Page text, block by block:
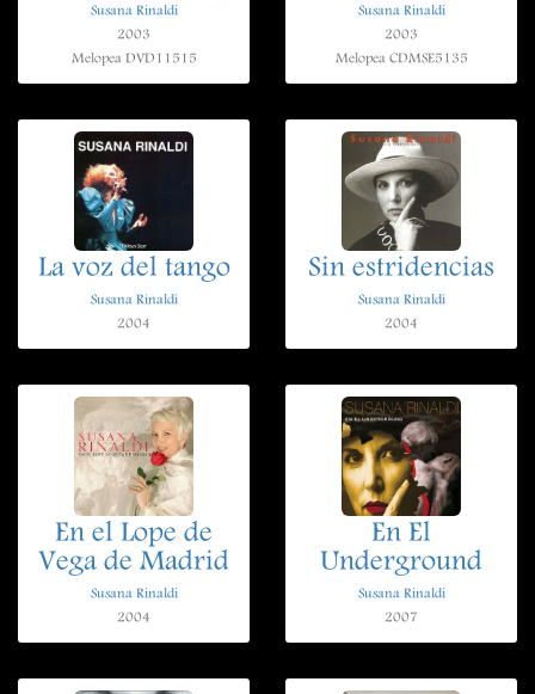
Susana Rinaldi
2003
Melopea DVD11515
Susana Rinaldi
2003
Melopea CDMSE5135
La voz del tango
Susana Rinaldi
2004
Sin estridencias
Susana Rinaldi
2004
En el Lope de
Vega de Madrid
Susana Rinaldi
2004
En El
Underground
Susana Rinaldi
2007